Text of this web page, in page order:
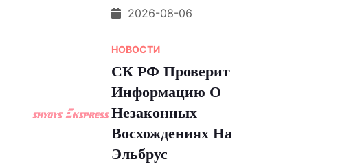
2026-08-06
НОВОСТИ
СК РФ Проверит
Информацию О
Незаконных
Восхождениях На
Эльбрус